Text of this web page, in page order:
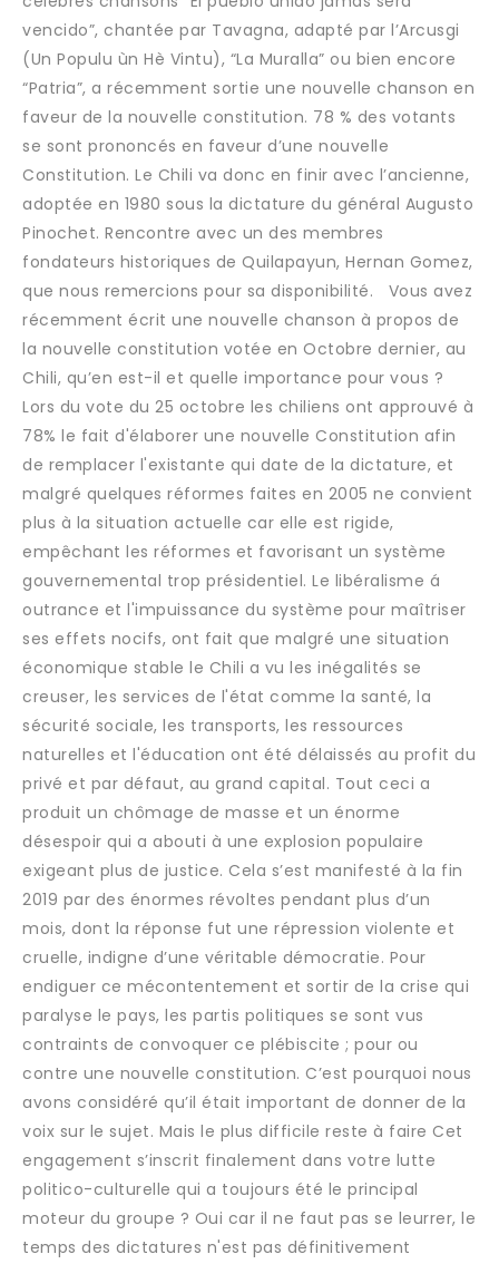
vencido”, chantée par Tavagna, adapté par l’Arcusgi
(Un Populu ùn Hè Vintu), “La Muralla” ou bien encore
“Patria”, a récemment sortie une nouvelle chanson en
faveur de la nouvelle constitution. 78 % des votants
se sont prononcés en faveur d’une nouvelle
Constitution. Le Chili va donc en finir avec l’ancienne,
adoptée en 1980 sous la dictature du général Augusto
Pinochet. Rencontre avec un des membres
fondateurs historiques de Quilapayun, Hernan Gomez,
que nous remercions pour sa disponibilité. Vous avez
récemment écrit une nouvelle chanson à propos de
la nouvelle constitution votée en Octobre dernier, au
Chili, qu’en est-il et quelle importance pour vous ?
Lors du vote du 25 octobre les chiliens ont approuvé à
78% le fait d'élaborer une nouvelle Constitution afin
de remplacer l'existante qui date de la dictature, et
malgré quelques réformes faites en 2005 ne convient
plus à la situation actuelle car elle est rigide,
empêchant les réformes et favorisant un système
gouvernemental trop présidentiel. Le libéralisme á
outrance et l'impuissance du système pour maîtriser
ses effets nocifs, ont fait que malgré une situation
économique stable le Chili a vu les inégalités se
creuser, les services de l'état comme la santé, la
sécurité sociale, les transports, les ressources
naturelles et l'éducation ont été délaissés au profit du
privé et par défaut, au grand capital. Tout ceci a
produit un chômage de masse et un énorme
désespoir qui a abouti à une explosion populaire
exigeant plus de justice. Cela s’est manifesté à la fin
2019 par des énormes révoltes pendant plus d’un
mois, dont la réponse fut une répression violente et
cruelle, indigne d’une véritable démocratie. Pour
endiguer ce mécontentement et sortir de la crise qui
paralyse le pays, les partis politiques se sont vus
contraints de convoquer ce plébiscite ; pour ou
contre une nouvelle constitution. C’est pourquoi nous
avons considéré qu’il était important de donner de la
voix sur le sujet. Mais le plus difficile reste à faire Cet
engagement s’inscrit finalement dans votre lutte
politico-culturelle qui a toujours été le principal
moteur du groupe ? Oui car il ne faut pas se leurrer, le
temps des dictatures n'est pas définitivement